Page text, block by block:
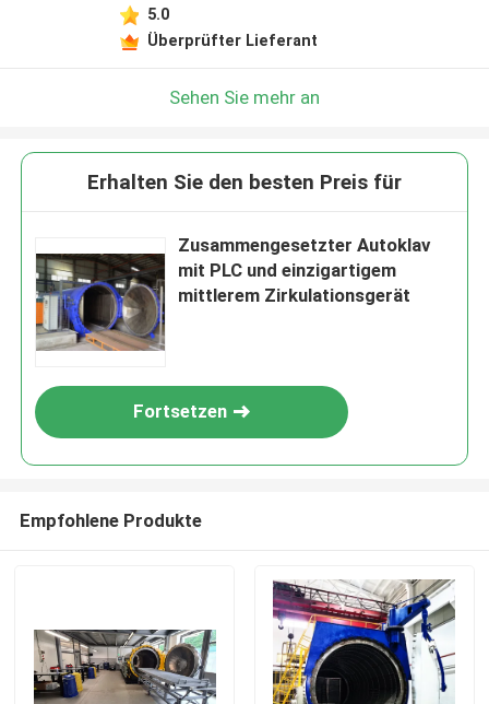
5.0
Überprüfter Lieferant
Sehen Sie mehr an
Erhalten Sie den besten Preis für
Zusammengesetzter Autoklav
mit PLC und einzigartigem
mittlerem Zirkulationsgerät
Fortsetzen
Empfohlene Produkte